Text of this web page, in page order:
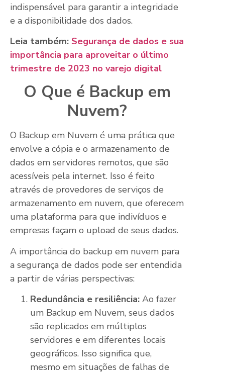
indispensável para garantir a integridade
e a disponibilidade dos dados.
Leia também: Segurança de dados e sua
importância para aproveitar o último
trimestre de 2023 no varejo digital
O Que é Backup em
Nuvem?
O Backup em Nuvem é uma prática que
envolve a cópia e o armazenamento de
dados em servidores remotos, que são
acessíveis pela internet. Isso é feito
através de provedores de serviços de
armazenamento em nuvem, que oferecem
uma plataforma para que indivíduos e
empresas façam o upload de seus dados.
A importância do backup em nuvem para
a segurança de dados pode ser entendida
a partir de várias perspectivas:
Redundância e resiliência: Ao fazer
um Backup em Nuvem, seus dados
são replicados em múltiplos
servidores e em diferentes locais
geográficos. Isso significa que,
mesmo em situações de falhas de